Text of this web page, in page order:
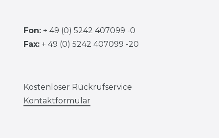
Fon: + 49 (0) 5242 407099 -0
Fax: + 49 (0) 5242 407099 -20
Kostenloser Rückrufservice
Kontaktformular